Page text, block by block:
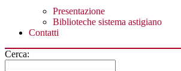
Presentazione
Biblioteche sistema astigiano
Contatti
Cerca: